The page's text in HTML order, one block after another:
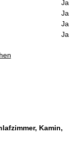
Ja
Ja
Ja
Ja
Kamin,